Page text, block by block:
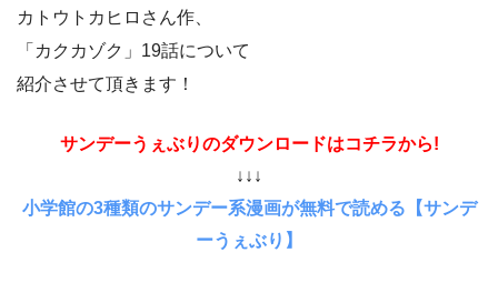
カトウトカヒロさん作、
「カクカゾク」19話について
紹介させて頂きます！
サンデーうぇぶりのダウンロードはコチラから!
↓↓↓
小学館の3種類のサンデー系漫画が無料で読める【サンデ
ーうぇぶり】